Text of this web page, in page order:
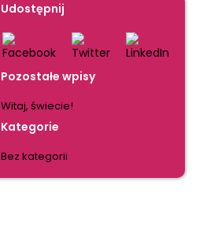
Udostępnij
Pozostałe wpisy
Witaj, świecie!
Kategorie
Bez kategorii